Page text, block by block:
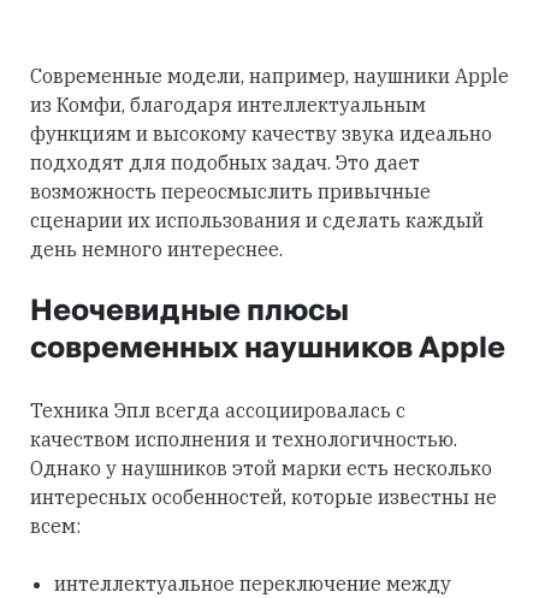
Современные модели, например, наушники Apple
из Комфи, благодаря интеллектуальным
функциям и высокому качеству звука идеально
подходят для подобных задач. Это дает
возможность переосмыслить привычные
сценарии их использования и сделать каждый
день немного интереснее.
Неочевидные плюсы
современных наушников Apple
Техника Эпл всегда ассоциировалась с
качеством исполнения и технологичностью.
Однако у наушников этой марки есть несколько
интересных особенностей, которые известны не
всем:
интеллектуальное переключение между